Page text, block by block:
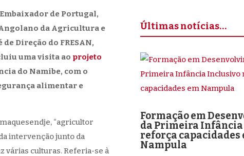
de Portugal,
da Agricultura e
Direção do FRESAN,
uma visita ao projeto
do Namibe, com o
alimentar e
“agricultor
intervenção junto da
várias culturas. Referia-se à
Últimas notícias…
Formação em
da Primeira
reforça capacidades
Nampula